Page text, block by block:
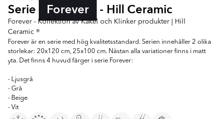
Serie Forever - Hill Ceramic
Forever - Kollektion av Kakel och Klinker produkter | Hill
Ceramic ®
Forever är en serie med hög kvalitetsstandard. Serien innehåller 2 olika
storlekar: 20x120 cm, 25x100 cm. Nästan alla variationer finns i matt
yta. Det finns 4 huvud färger i serie Forever:
- Ljusgrå
- Grå
- Beige
- Vit